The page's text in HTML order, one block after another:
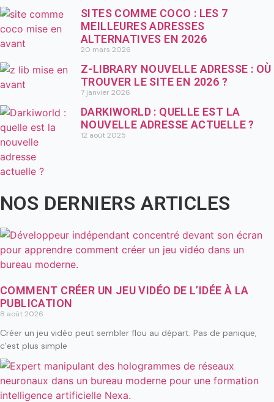
SITES COMME COCO : LES 7
MEILLEURES ADRESSES
ALTERNATIVES EN 2026
20 mars 2026
Z-LIBRARY NOUVELLE ADRESSE : OÙ
TROUVER LE SITE EN 2026 ?
7 janvier 2026
DARKIWORLD : QUELLE EST LA
NOUVELLE ADRESSE ACTUELLE ?
12 août 2025
NOS DERNIERS ARTICLES
COMMENT CRÉER UN JEU VIDÉO DE L’IDÉE À LA
PUBLICATION
8 août 2026
Créer un jeu vidéo peut sembler flou au départ. Pas de panique,
c’est plus simple